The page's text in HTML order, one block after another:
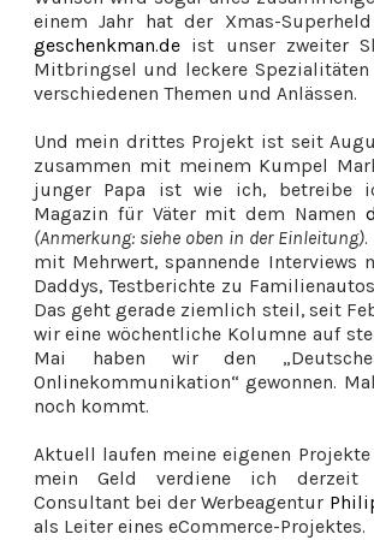
einem Jahr hat der Xmas-
geschenkman.deist unser zweiter
Mitbringsel und leckere
verschiedenen Themen und Anlässen.
Und mein drittes Projekt ist seit
zusammen mit meinem Kumpel
junger Papa ist wie ich, betreibe
Magazin für Väter mit dem Namen
(Anmerkung: siehe oben in der Einleitung)
mit Mehrwert, spannende Interviews
Daddys, Testberichte zu
Das geht gerade ziemlich steil, seit
wir eine wöchentliche Kolumne auf
Mai haben wir den
Onlinekommunikation“ gewonnen.
noch kommt.
Aktuell laufen meine eigenen Projekte
mein Geld verdiene ich derzeit
Consultant bei der Werbeagentur
als Leiter eines eCommerce-Projektes.